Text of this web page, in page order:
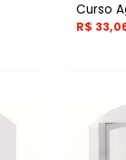
Curso
R$